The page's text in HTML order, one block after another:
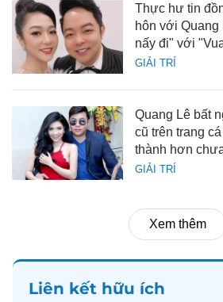
GIẢI TRÍ
Thực hư tin
hôn với
nấy đi" với
GIẢI TRÍ
Quang Lê bất
cũ trên trang
thành hơn
Xem thêm
Liên kết hữu ích